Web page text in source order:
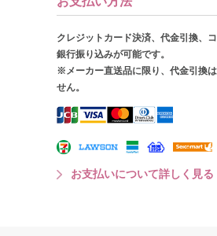
クレジットカード決済、代金引換、コ
銀行振り込みが可能です。
※メーカー直送品に限り、代金引換
せん。
お支払いについて詳しく見る